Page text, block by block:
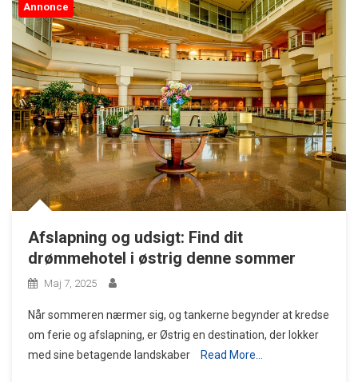
Annonce
Afslapning og udsigt: Find dit
drømmehotel i østrig denne sommer
Maj 7, 2025
Når sommeren nærmer sig, og tankerne begynder at kredse
om ferie og afslapning, er Østrig en destination, der lokker
med sine betagende landskaber
Read More…